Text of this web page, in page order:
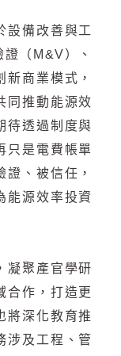
設備改善與工
（M&V）、
商業模式，
同推動能源效
待透過制度與
只是電費帳單
證、被信任，
能源效率投資
凝聚產官學研
合作，打造更
將深化教育推
涉及工程、管